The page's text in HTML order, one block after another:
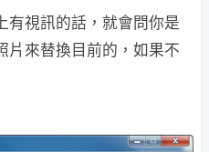
有視訊的話，就會問你是
片來替換目前的，如果不